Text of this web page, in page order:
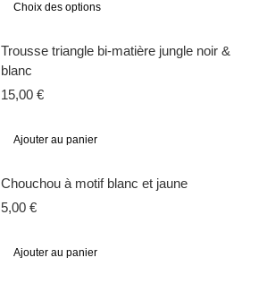
Choix des options
Trousse triangle bi-matière jungle noir &
blanc
15,00 €
Ajouter au panier
Chouchou à motif blanc et jaune
5,00 €
Ajouter au panier